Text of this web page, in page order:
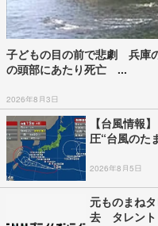
子どもの目の前で悲劇 兵庫
の頭部にあたり死亡 ...
2026年8月3日
【台風情報
圧“台風のた
2026年8月5日
元ものまね
去 タレント